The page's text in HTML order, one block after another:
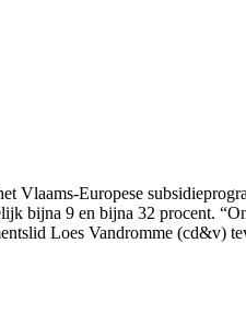
Vlaams-Europese
bijna 9 en bijna 32 procent.
Loes Vandromme (cd&v)